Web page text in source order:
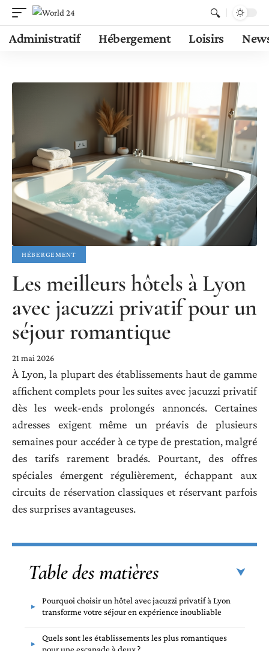
Administratif Hébergement Loisirs
HÉBERGEMENT
Les meilleurs hôtels à Lyon
avec jacuzzi privatif pour un
séjour romantique
21 mai 2026
À Lyon, la plupart des établissements haut de gamme
affichent complets pour les suites avec jacuzzi privatif
dès les week-ends prolongés annoncés. Certaines
adresses exigent même un préavis de plusieurs
semaines pour accéder à ce type de prestation, malgré
des tarifs rarement bradés. Pourtant, des offres
spéciales émergent régulièrement, échappant aux
circuits de réservation classiques et réservant parfois
des surprises avantageuses.
Table des matières
Pourquoi choisir un hôtel avec jacuzzi privatif à Lyon
transforme votre séjour en expérience inoubliable
Quels sont les établissements les plus romantiques